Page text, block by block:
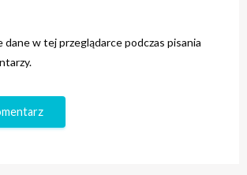
dane w tej przeglądarce podczas pisania